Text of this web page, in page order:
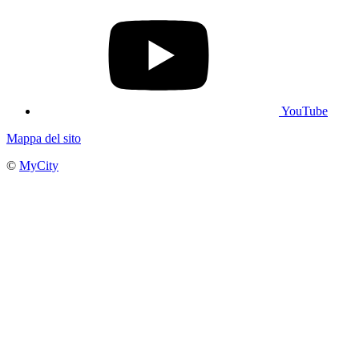
YouTube
Mappa del sito
© MyCity